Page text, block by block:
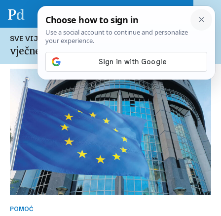
SVE VIJESTI NA TEMU:
vječne obveznice
POMOĆ